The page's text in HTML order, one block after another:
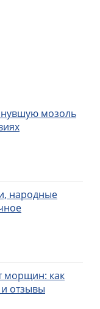
мозоль
народные
морщин: как
отзывы